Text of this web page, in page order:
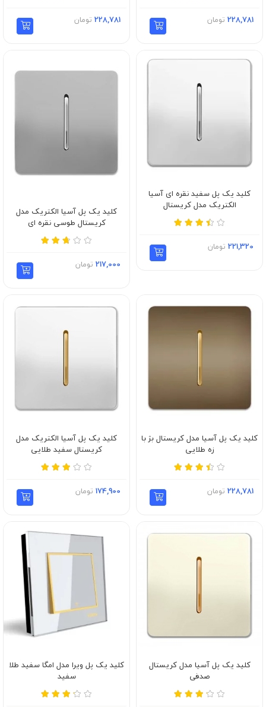
228,781 تومان 228,781 تومان
کلید یک پل سفید نقره ای آسیا
الکتریک مدل کریستال
221,320 تومان
کلید یک پل آسیا الکتریک مدل
کریستال طوسی نقره ای
217,000 تومان
کلید یک پل آسیا مدل کریستال بژ با
زه طلایی
228,781 تومان
کلید یک پل آسیا الکتریک مدل
کریستال سفید طلایی
174,900 تومان
کلید یک پل آسیا مدل کریستال
صدفی
کلید یک پل ویرا مدل امگا سفید طلا
سفید